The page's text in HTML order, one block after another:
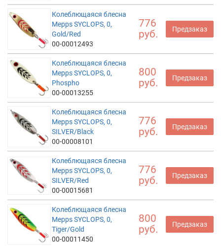
Колеблющаяся блесна
Mepps SYCLOPS, 0,
Gold/Red
00-00012493
776
руб.
Предзаказ
Колеблющаяся блесна
Mepps SYCLOPS, 0,
Phospho
00-00013255
800
руб.
Предзаказ
Колеблющаяся блесна
Mepps SYCLOPS, 0,
SILVER/Black
00-00008101
776
руб.
Предзаказ
Колеблющаяся блесна
Mepps SYCLOPS, 0,
SILVER/Red
00-00015681
776
руб.
Предзаказ
Колеблющаяся блесна
Mepps SYCLOPS, 0,
Tiger/Gold
00-00011450
800
руб.
Предзаказ